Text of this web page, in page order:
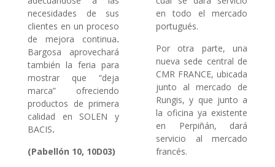
necesidades de sus
clientes en un proceso
de mejora continua.
Bargosa aprovechará
también la feria para
mostrar que “deja
marca” ofreciendo
productos de primera
calidad en SOLEN y
BACIS.
(Pabellón 10, 10D03)
en todo el mercado
portugués.
Por otra parte, una
nueva sede central de
CMR FRANCE, ubicada
junto al mercado de
Rungis, y que junto a
la oficina ya existente
en Perpiñán, dará
servicio al mercado
francés.